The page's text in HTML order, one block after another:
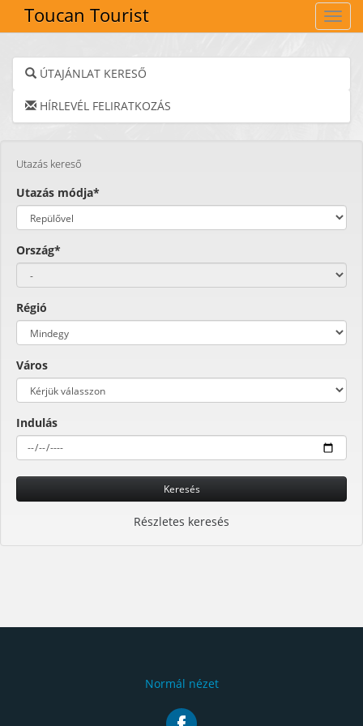
Toucan Tourist
ÚTAJÁNLAT KERESŐ
HÍRLEVÉL FELIRATKOZÁS
Utazás kereső
Utazás módja*
Ország*
Régió
Város
Indulás
Keresés
Részletes keresés
Normál nézet